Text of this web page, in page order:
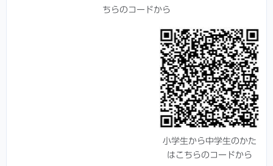
ちらのコードから
小学生から中学生のかた
はこちらのコードから